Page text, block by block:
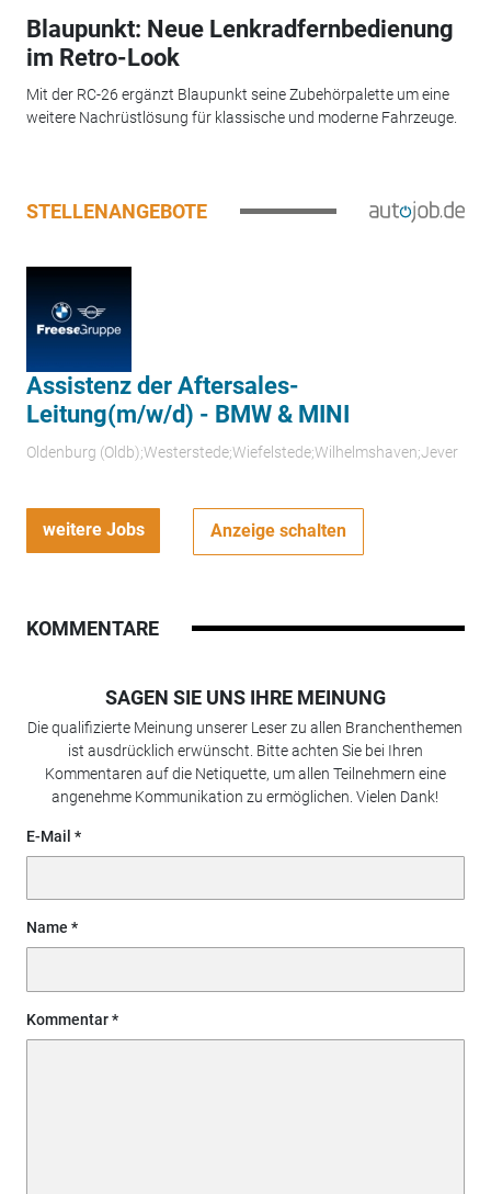
Blaupunkt: Neue Lenkradfernbedienung
im Retro-Look
Mit der RC-26 ergänzt Blaupunkt seine Zubehörpalette um eine
weitere Nachrüstlösung für klassische und moderne Fahrzeuge.
STELLENANGEBOTE
Assistenz der Aftersales-
Leitung(m/w/d) - BMW & MINI
Oldenburg (Oldb);Westerstede;Wiefelstede;Wilhelmshaven;Jever
weitere Jobs Anzeige schalten
KOMMENTARE
SAGEN SIE UNS IHRE MEINUNG
Die qualifizierte Meinung unserer Leser zu allen Branchenthemen
ist ausdrücklich erwünscht. Bitte achten Sie bei Ihren
Kommentaren auf die Netiquette, um allen Teilnehmern eine
angenehme Kommunikation zu ermöglichen. Vielen Dank!
E-Mail
Name
Kommentar